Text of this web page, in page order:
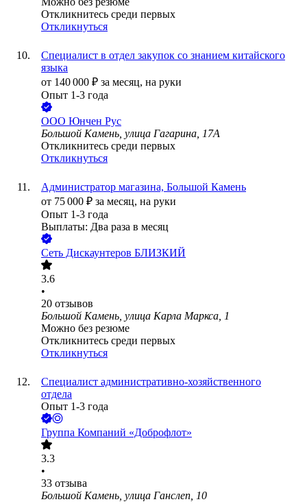
Откликнитесь среди первых
Откликнуться
Специалист в отдел закупок со знанием китайского
языка
от 140 000 ₽ за месяц, на руки
Опыт 1-3 года
ООО Юнчен Рус
Большой Камень, улица Гагарина, 17А
Откликнитесь среди первых
Откликнуться
Администратор магазина, Большой Камень
от 75 000 ₽ за месяц, на руки
Опыт 1-3 года
Выплаты: Два раза в месяц
Сеть Дискаунтеров БЛИЗКИЙ
3.6
•
20 отзывов
Большой Камень, улица Карла Маркса, 1
Можно без резюме
Откликнитесь среди первых
Откликнуться
Специалист административно-хозяйственного
отдела
Опыт 1-3 года
Группа Компаний «Доброфлот»
3.3
•
33 отзыва
Большой Камень, улица Ганслеп, 10